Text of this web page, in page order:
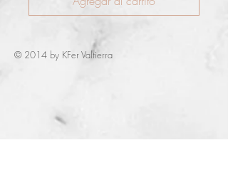
© 2014 by KFer Valtierra